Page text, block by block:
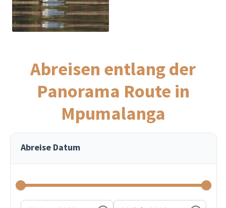
Abreisen entlang der
Panorama Route in
Mpumalanga
Abreise Datum